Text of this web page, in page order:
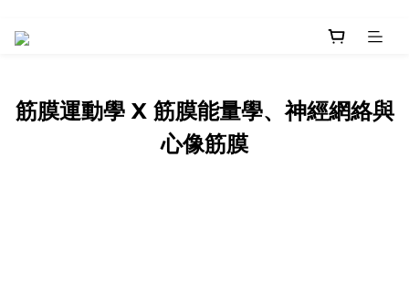
筋膜運動學 X 筋膜能量學、神經網絡與
心像筋膜